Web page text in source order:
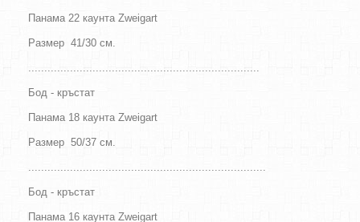
Панама 22 каунта Zweigart
Размер 41/30 см.
........................................................................
Бод - кръстат
Панама 18 каунта Zweigart
Размер 50/37 см.
..........................................................................
Бод - кръстат
Панама 16 каунта Zweigart